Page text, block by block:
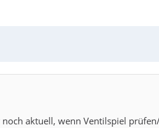
aktuell, wenn Ventilspiel